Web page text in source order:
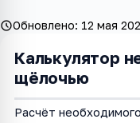
Обновлено: 12 мая
Калькулятор
щёлочью
Расчёт